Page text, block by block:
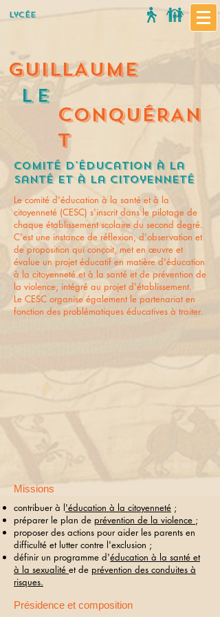
Lycée
GUILLAUME
Le
CONQUÉRAN
T
Comité d'éducation à la
santé et à la citoyenneté
Le comité d'éducation à la santé et à la
citoyenneté (CESC) s'inscrit dans le pilotage de
chaque établissement scolaire du second degré.
C'est une instance de réflexion, d'observation et
de proposition qui conçoit, met en œuvre et
évalue un projet éducatif en matière d'éducation
à la citoyenneté et à la santé et de prévention de
la violence, intégré au projet d'établissement.
Le CESC organise également le partenariat en
fonction des problématiques éducatives à traiter.
Missions
contribuer à l'éducation à la citoyenneté ;
préparer le plan de prévention de la violence ;
proposer des actions pour aider les parents en
difficulté et lutter contre l'exclusion ;
définir un programme d'éducation à la santé et
à la sexualité et de prévention des conduites à
risques.
Présidence et composition